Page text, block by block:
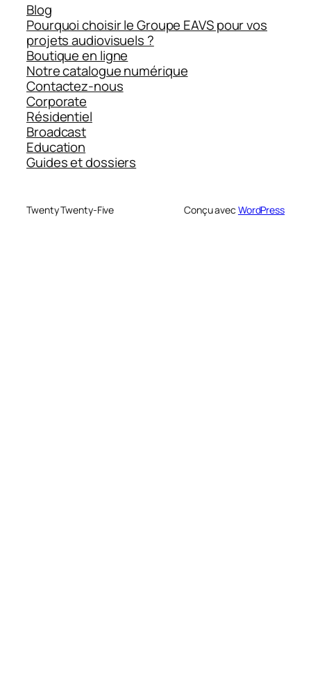
Blog
Pourquoi choisir le Groupe EAVS pour vos
projets audiovisuels ?
Boutique en ligne
Notre catalogue numérique
Contactez-nous
Corporate
Résidentiel
Broadcast
Education
Guides et dossiers
Twenty Twenty-Five Conçu avec WordPress